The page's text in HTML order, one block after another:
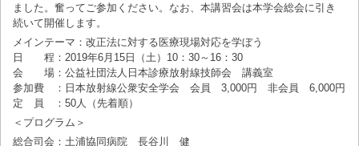
ました。奮ってご参加ください。なお、本講習会は本学会総会に引き
続いて開催します。
メインテーマ：改正法に対する医療現場対応を学ぼう
日 程：2019年6月15日（土）10：30～16：30
会 場：公益社団法人日本診療放射線技師会 講義室
参加費 ：日本放射線公衆安全学会 会員 3,000円 非会員 6,000円
定 員 ：50人（先着順）
＜プログラム＞
総合司会：土浦協同病院 長谷川 健